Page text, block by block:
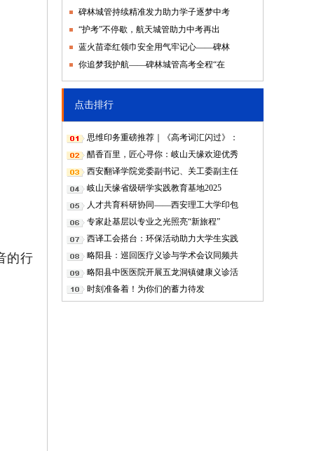
的行
碑林城管持续精准发力助力学子逐梦中考
“护考”不停歇，航天城管助力中考再出
蓝火苗牵红领巾安全用气牢记心——碑林
你追梦我护航——碑林城管高考全程“在
点击排行
思维印务重磅推荐｜《高考词汇闪过》：
醋香百里，匠心寻你：岐山天缘欢迎优秀
西安翻译学院党委副书记、关工委副主任
岐山天缘省级研学实践教育基地2025
人才共育科研协同——西安理工大学印包
专家赴基层以专业之光照亮“新旅程”
西译工会搭台：环保活动助力大学生实践
略阳县：巡回医疗义诊与学术会议同频共
略阳县中医医院开展五龙洞镇健康义诊活
时刻准备着！为你们的蓄力待发